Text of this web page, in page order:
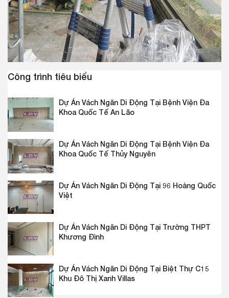
Công trình tiêu biểu
Dự Án Vách Ngăn Di Động Tại Bệnh Viện Đa
Khoa Quốc Tế An Lão
Dự Án Vách Ngăn Di Động Tại Bệnh Viện Đa
Khoa Quốc Tế Thủy Nguyên
Dự Án Vách Ngăn Di Động Tại 96 Hoàng Quốc
Việt
Dự Án Vách Ngăn Di Động Tại Trường THPT
Khương Đình
Dự Án Vách Ngăn Di Động Tại Biệt Thự C15
Khu Đô Thị Xanh Villas